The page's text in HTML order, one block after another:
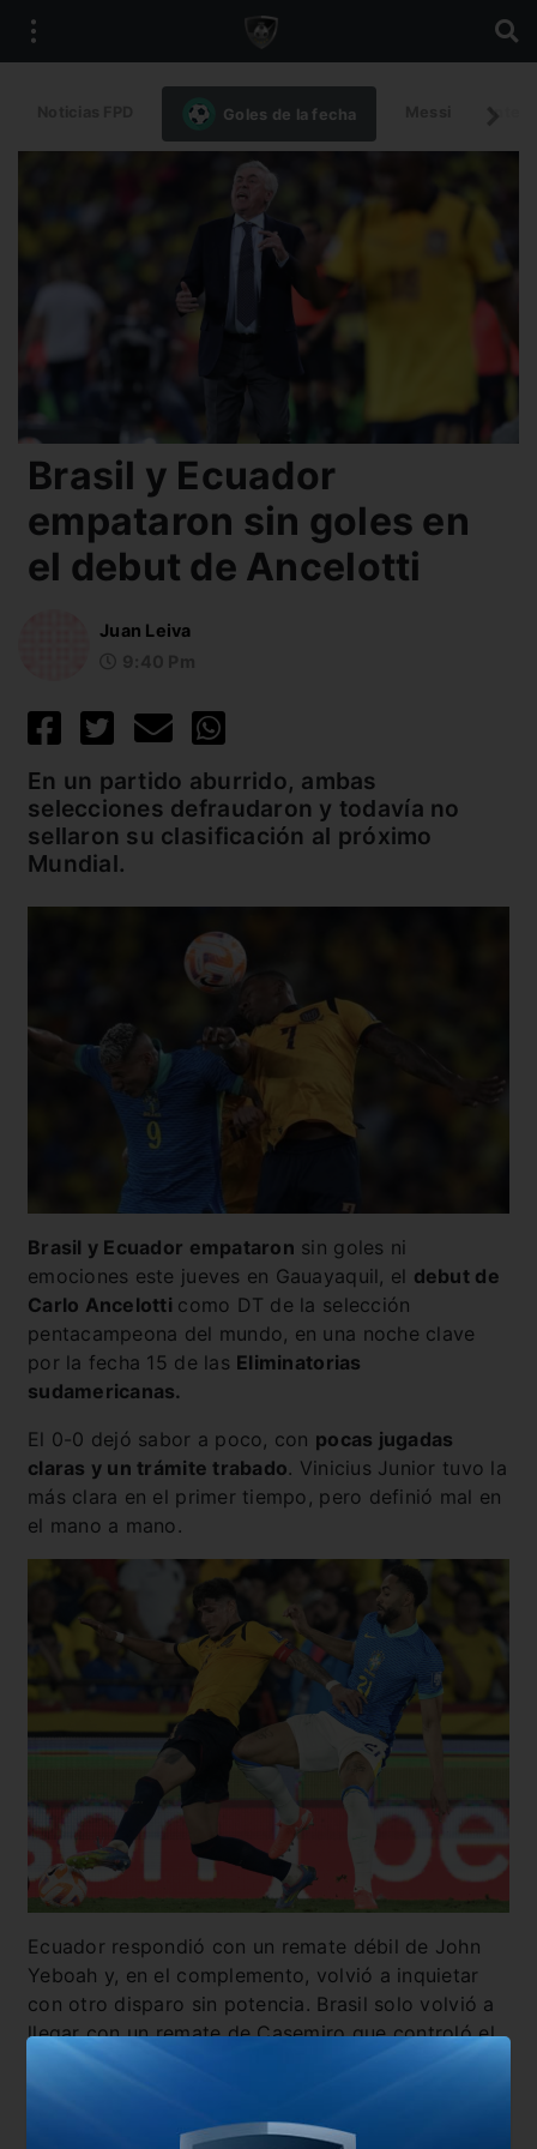
Goles de la fecha
Brasil y Ecuador
empataron sin goles en
el debut de Ancelotti
Juan Leiva
En un partido aburrido, ambas
selecciones defraudaron y todavía no
sellaron su clasificación al próximo
Mundial.
Brasil y Ecuador empataron sin goles ni
emociones este jueves en Gauayaquil, el debut de
Carlo Ancelotti como DT de la selección
pentacampeona del mundo, en una noche clave
por la fecha 15 de las Eliminatorias
sudamericanas.
El 0-0 dejó sabor a poco, con pocas jugadas
claras y un trámite trabado. Vinicius Junior tuvo la
más clara en el primer tiempo, pero definió mal en
el mano a mano.
Ecuador respondió con un remate débil de John
Yeboah y, en el complemento, volvió a inquietar
con otro disparo sin potencia. Brasil solo volvió a
llegar con un remate de Casemiro que controló el
arquero Valle.
afirmó en el segundo puesto,mientras que